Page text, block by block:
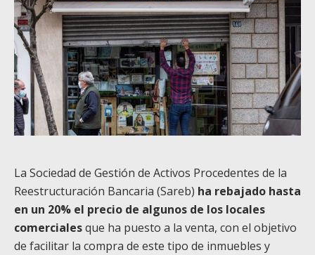
La Sociedad de Gestión de Activos Procedentes de la
Reestructuración Bancaria (Sareb) ha rebajado hasta
en un 20% el precio de algunos de los locales
comercialesque ha puesto a la venta, con el objetivo
de facilitar la compra de este tipo de inmuebles y